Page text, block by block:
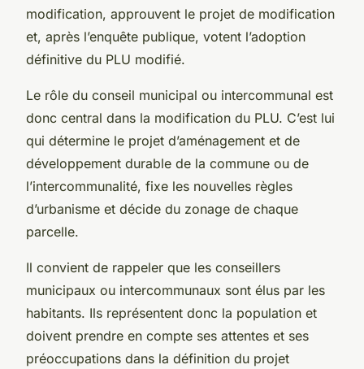
modification, approuvent le projet de modification
et, après l’enquête publique, votent l’adoption
définitive du PLU modifié.
Le rôle du conseil municipal ou intercommunal est
donc central dans la modification du PLU. C’est lui
qui détermine le projet d’aménagement et de
développement durable de la commune ou de
l’intercommunalité, fixe les nouvelles règles
d’urbanisme et décide du zonage de chaque
parcelle.
Il convient de rappeler que les conseillers
municipaux ou intercommunaux sont élus par les
habitants. Ils représentent donc la population et
doivent prendre en compte ses attentes et ses
préoccupations dans la définition du projet